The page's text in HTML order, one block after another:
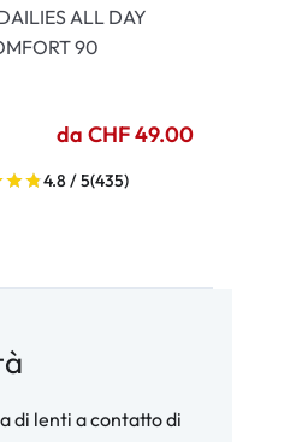
ALL DAY
90
da CHF 49.00
4.8 / 5(435)
di lenti a contatto di